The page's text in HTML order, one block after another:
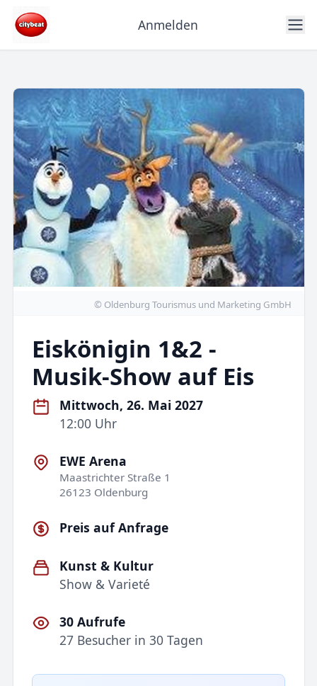
Anmelden
© Oldenburg Tourismus und Marketing GmbH
Eiskönigin 1&2 -
Musik-Show auf Eis
Mittwoch, 26. Mai 2027
12:00 Uhr
EWE Arena
Maastrichter Straße 1
26123 Oldenburg
Preis auf Anfrage
Kunst & Kultur
Show & Varieté
30 Aufrufe
27 Besucher in 30 Tagen